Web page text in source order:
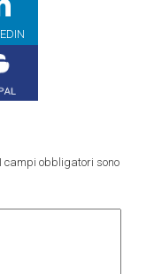
I campi obbligatori sono